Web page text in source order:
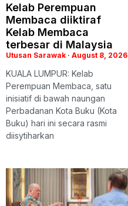
Kelab Perempuan
Membaca diiktiraf
Kelab Membaca
terbesar di Malaysia
Utusan Sarawak August 8, 2026
KUALA LUMPUR: Kelab
Perempuan Membaca, satu
inisiatif di bawah naungan
Perbadanan Kota Buku (Kota
Buku) hari ini secara rasmi
diisytiharkan